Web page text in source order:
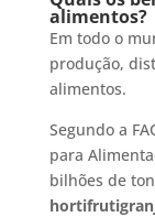
alimentos?
Em todo o
produção,
alimentos.
Segundo a
para
bilhões de